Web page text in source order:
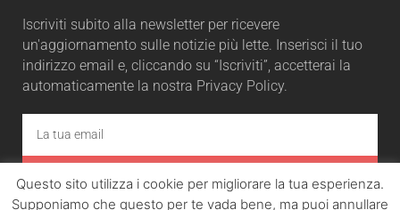
Iscriviti subito alla newsletter per ricevere
un'aggiornamento sulle notizie più lette. Inserisci il tuo
indirizzo email e, cliccando su “Iscriviti”, accetterai la
automaticamente la nostra Privacy Policy.
ISCRIVITI
Questo sito utilizza i cookie per migliorare la tua esperienza.
Supponiamo che questo per te vada bene, ma puoi annullare